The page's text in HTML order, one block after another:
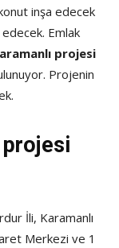
inşa edecek
Emlak
projesi
Projenin
projesi
İli, Karamanlı
Merkezi ve 1